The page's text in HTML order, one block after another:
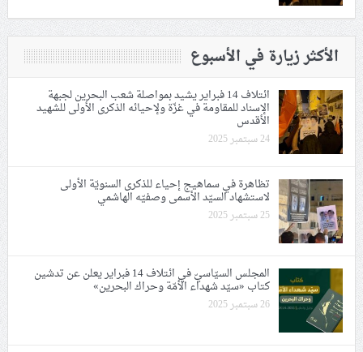
الأكثر زيارة في الأسبوع
ائتلاف 14 فبراير يشيد بمواصلة شعب البحرين لجبهة
الإسناد للمقاومة في غزّة ولإحيائه الذكرى الأولى للشهيد
الأقدس
24 سبتمبر 2025
تظاهرة في سماهيج إحياء للذكرى السنويّة الأولى
لاستشهاد السيّد الأسمى وصفيّه الهاشمي
25 سبتمبر 2025
المجلس السيّاسيّ في ائتلاف 14 فبراير يعلن عن تدشين
كتاب «سيّد شهداء الأمّة وحراك البحرين»
26 سبتمبر 2025